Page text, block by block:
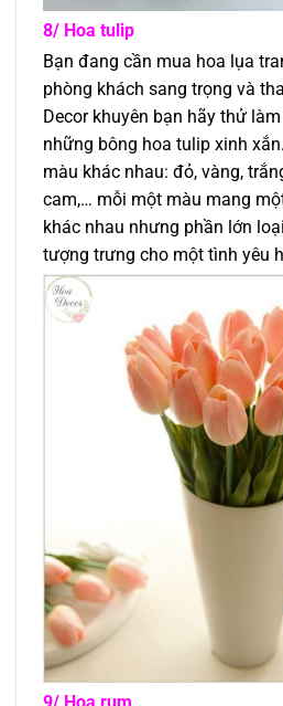
8/ Hoa tulip
Bạn đang cần mua hoa lụa
phòng khách sang trọng và
Decor khuyên bạn hãy thử
những bông hoa tulip xinh
màu khác nhau: đỏ, vàng,
cam,… mỗi một màu mang
khác nhau nhưng phần lớn
tượng trưng cho một tình yêu